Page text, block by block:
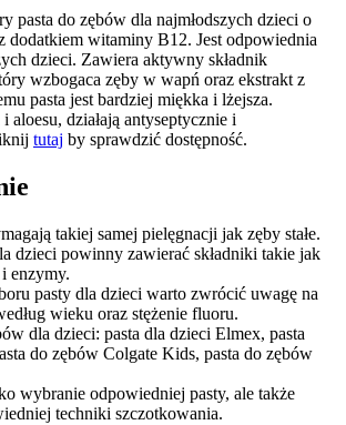
pasta do zębów dla najmłodszych dzieci o
dodatkiem witaminy B12. Jest odpowiednia
dzieci. Zawiera aktywny składnik
wzbogaca zęby w wapń oraz ekstrakt z
pasta jest bardziej miękka i lżejsza.
aloesu, działają antyseptycznie i
tutaj by sprawdzić dostępność.
takiej samej pielęgnacji jak zęby stałe.
dzieci powinny zawierać składniki takie jak
enzymy.
pasty dla dzieci warto zwrócić uwagę na
wieku oraz stężenie fluoru.
dla dzieci: pasta dla dzieci Elmex, pasta
do zębów Colgate Kids, pasta do zębów
wybranie odpowiedniej pasty, ale także
techniki szczotkowania.